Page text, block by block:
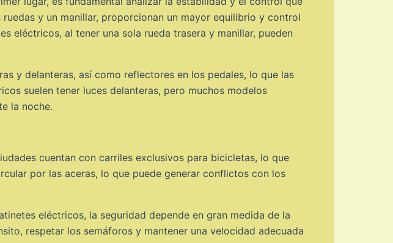
y un manillar, proporcionan un mayor equilibrio y control
eléctricos, al tener una sola rueda trasera y manillar, pueden
y delanteras, así como reflectores en los pedales, lo que las
suelen tener luces delanteras, pero muchos modelos
la noche.
cuentan con carriles exclusivos para bicicletas, lo que
por las aceras, lo que puede generar conflictos con los
eléctricos, la seguridad depende en gran medida de la
respetar los semáforos y mantener una velocidad adecuada